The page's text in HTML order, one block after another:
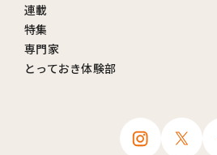
連載
特集
専門家
とっておき体験部